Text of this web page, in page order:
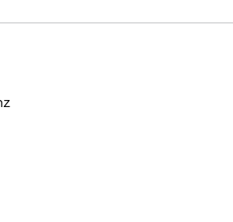
Bilder